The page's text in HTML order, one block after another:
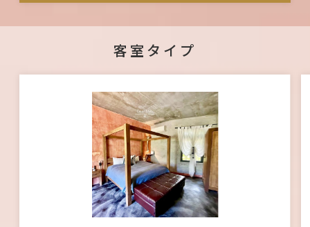
客室タイプ